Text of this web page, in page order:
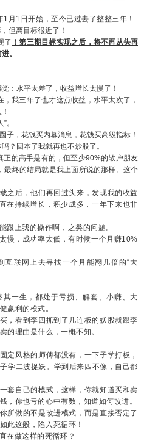
月1日开始，至今已过去了整整三年！
但离目标很近了！
了 ！第三期目标实现之后，将不再从头再
。
：水平太差了，收益增长太慢了！
我三年了也才这点收益，水平太次了，
。
子，花钱买内幕消息，花钱买高级指标！
？回本了我就再也不炒股了。
正的高手是有的，但至少90%的散户朋友
终的结局就是我上面所说的那样。这个
之后，他们再回过头来，发现我的收益
在持续增长，积少成多，一年下来也非
跟上我的操作啊，之类的问题。
慢，成功率太低，有时候一个月赚10%
互联网上去寻找一个月能翻几倍的“大
一生，都处于亏损、解套、小赚、大
赢利的模式。
，看到李四抓到了几连板的妖股就跟李
的理由是什么，一概不知。
定风格的师傅都没有，一下子学打板，
学二波捉妖。学到后来四不像，自己都
套自己的模式，这样，你就知道买和卖
，你也亏的心中有数，知道如何改进。
所做的不是改进模式，而是直接否定了
此这般，陷入死循环！
在做这样的死循环？